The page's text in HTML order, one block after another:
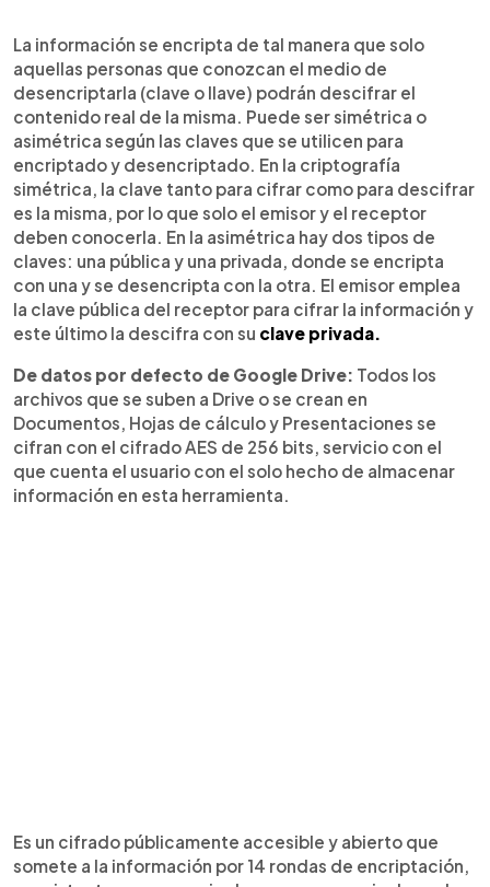
La información se encripta de tal manera que solo
aquellas personas que conozcan el medio de
desencriptarla (clave o llave) podrán descifrar el
contenido real de la misma. Puede ser simétrica o
asimétrica según las claves que se utilicen para
encriptado y desencriptado. En la criptografía
simétrica, la clave tanto para cifrar como para descifrar
es la misma, por lo que solo el emisor y el receptor
deben conocerla. En la asimétrica hay dos tipos de
claves: una pública y una privada, donde se encripta
con una y se desencripta con la otra. El emisor emplea
la clave pública del receptor para cifrar la información y
este último la descifra con su clave privada.
De datos por defecto de Google Drive: Todos los
archivos que se suben a Drive o se crean en
Documentos, Hojas de cálculo y Presentaciones se
cifran con el cifrado AES de 256 bits, servicio con el
que cuenta el usuario con el solo hecho de almacenar
información en esta herramienta.
Es un cifrado públicamente accesible y abierto que
somete a la información por 14 rondas de encriptación,